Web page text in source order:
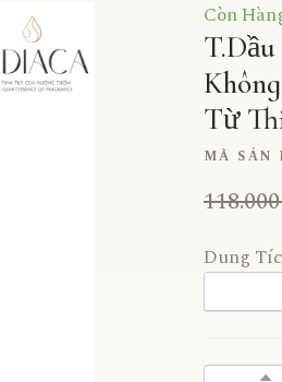
Còn
Từ
MÃ SẢN
Dung